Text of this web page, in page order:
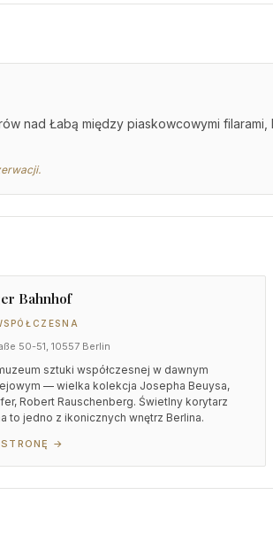
nad Łabą między piaskowcowymi filarami,
Bahnhof
50-51, 10557 Berlin
sztuki współczesnej w dawnym
— wielka kolekcja Josepha Beuysa,
Robert Rauschenberg. Świetlny korytarz
to jedno z ikonicznych wnętrz Berlina.
→